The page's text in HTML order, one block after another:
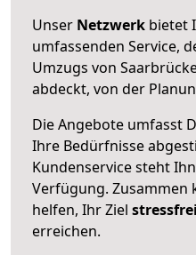
Unser Netzwerk bietet
umfassenden Service,
Umzugs von
abdeckt, von der
Die Angebote umfasst
Ihre Bedürfnisse
Kundenservice steht
Verfügung. Zusammen
helfen, Ihr Ziel
erreichen.